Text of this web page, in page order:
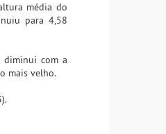
média do
para 4,58
diminui com a
mais velho.